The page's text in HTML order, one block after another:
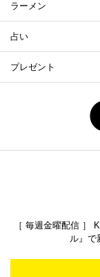
ラーメン
占い
プレゼント
［ 毎週金曜配信 ］
ル』で